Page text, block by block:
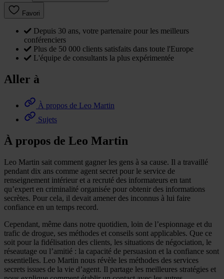
Favori
Depuis 30 ans, votre partenaire pour les meilleurs
conférenciers
Plus de 50 000 clients satisfaits dans toute l'Europe
L'équipe de consultants la plus expérimentée
Aller à
À propos de Leo Martin
Sujets
À propos de Leo Martin
Leo Martin sait comment gagner les gens à sa cause. Il a travaillé
pendant dix ans comme agent secret pour le service de
renseignement intérieur et a recruté des informateurs en tant
qu’expert en criminalité organisée pour obtenir des informations
secrètes. Pour cela, il devait amener des inconnus à lui faire
confiance en un temps record.
Cependant, même dans notre quotidien, loin de l’espionnage et du
trafic de drogue, ses méthodes et conseils sont applicables. Que ce
soit pour la fidélisation des clients, les situations de négociation, le
réseautage ou l’amitié : la capacité de persuasion et la confiance sont
essentielles. Leo Martin nous révèle les méthodes des services
secrets issues de la vie d’agent. Il partage les meilleures stratégies et